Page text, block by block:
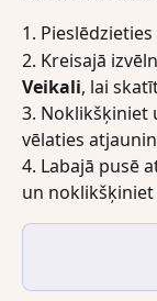
1.
2. Kreisajā
Veikali, lai
3. Noklikšķiniet
vēlaties
4. Labajā pusē
un noklikšķiniet